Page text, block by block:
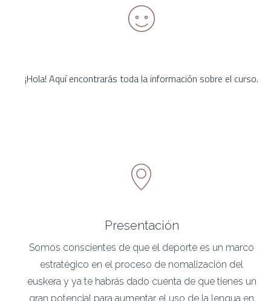
¡Hola! Aquí encontrarás toda la información sobre el curso.
Presentación
Somos conscientes de que el deporte es un marco
estratégico en el proceso de nomalización del
euskera y ya te habrás dado cuenta de que tienes un
gran potencial para aumentar el uso de la lengua en